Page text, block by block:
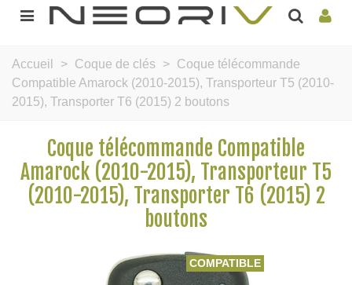
Accueil > Coque de clés > Coque télécommande
Compatible Amarock (2010-2015), Transporteur T5 (2010-
2015), Transporter T6 (2015) 2 boutons
Coque télécommande Compatible
Amarock (2010-2015), Transporteur T5
(2010-2015), Transporter T6 (2015) 2
boutons
COMPATIBLE